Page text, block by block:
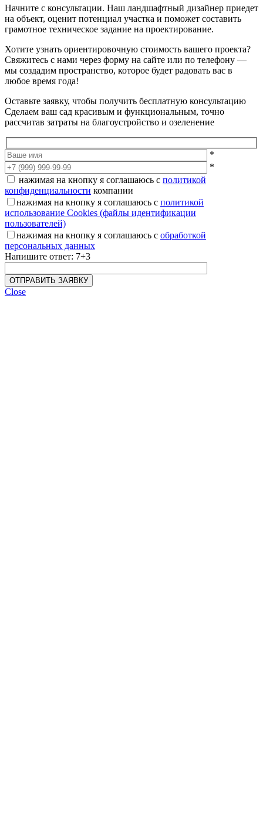
Начните с консультации. Наш ландшафтный дизайнер приедет
на объект, оценит потенциал участка и поможет составить
грамотное техническое задание на проектирование.
Хотите узнать ориентировочную стоимость вашего проекта?
Свяжитесь с нами через форму на сайте или по телефону —
мы создадим пространство, которое будет радовать вас в
любое время года!
Оставьте заявку, чтобы получить бесплатную консультацию
Сделаем ваш сад красивым и функциональным, точно
рассчитав затраты на благоустройство и озеленение
*
*
нажимая на кнопку я соглашаюсь с политикой
конфиденциальности компании
нажимая на кнопку я соглашаюсь с политикой
использование Cookies (файлы идентификации
пользователей)
нажимая на кнопку я соглашаюсь с обработкой
персональных данных
Напишите ответ: 7+3
Close